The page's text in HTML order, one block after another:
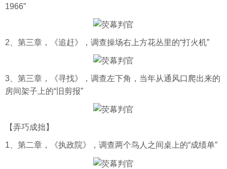
1966”
2、第三章，《追赶》，调查操场右上方花丛里的“打火机”
3、第三章，《寻找》，调查左下角，当年从通风口爬出来的
房间架子上的“旧剪报”
【弄巧成拙】
1、第二章，《执政院》，调查两个鸟人之间桌上的“成绩单”